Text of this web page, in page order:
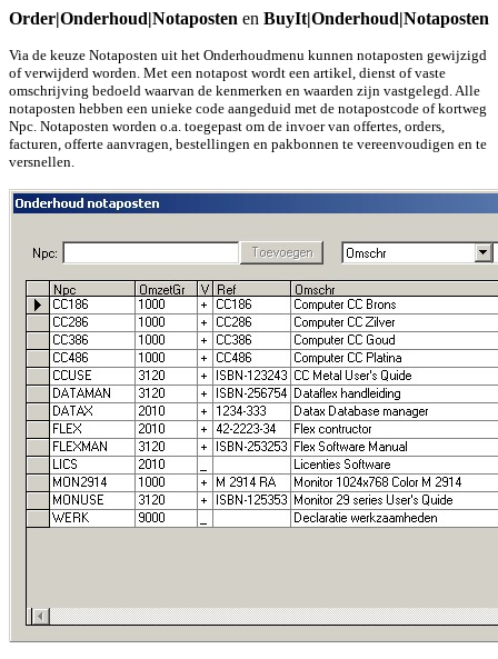
Order|Onderhoud|Notaposten en BuyIt|Onderhoud|Notaposten
Via de keuze Notaposten uit het Onderhoudmenu kunnen notaposten gewijzigd
of verwijderd worden. Met een notapost wordt een artikel, dienst of vaste
omschrijving bedoeld waarvan de kenmerken en waarden zijn vastgelegd. Alle
notaposten hebben een unieke code aangeduid met de notapostcode of kortweg
Npc. Notaposten worden o.a. toegepast om de invoer van offertes, orders,
facturen, offerte aanvragen, bestellingen en pakbonnen te vereenvoudigen en te
versnellen.